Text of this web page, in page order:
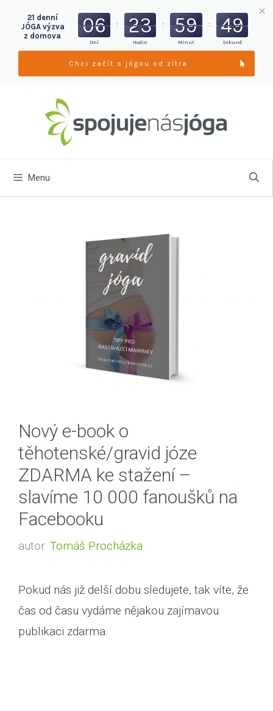
Menu
Nový e-book o
těhotenské/gravid józe
ZDARMA ke stažení –
slavíme 10 000 fanoušků na
Facebooku
autor: Tomáš Procházka
Pokud nás již delší dobu sledujete, tak víte, že
čas od času vydáme nějakou zajímavou
publikaci zdarma.
21 denní
JÓGA výzva
z domova
06
Dní
: 23
Hodin
: 59
Minut
: 48
Sekund
Chci začít s jógou od zítra